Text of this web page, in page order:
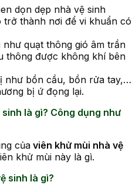
dọn dẹp nhà vệ sinh
thành nơi để vi khuẩn có
quạt thông gió âm trần
thông được không khí bên
như bồn cầu, bồn rửa tay,…
bị ứ đọng lại.
là gì? Công dụng như
củaviên khử mùi nhà vệ
khử mùi này là gì.
sinh là gì?